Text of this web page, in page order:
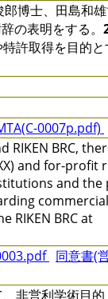
博士、田島和雄
の表明をする。
許取得を目的
0007p.pdf)
BRC,
and for-profit
and the
RIKEN BRC at
同意書(
非営利学術目的